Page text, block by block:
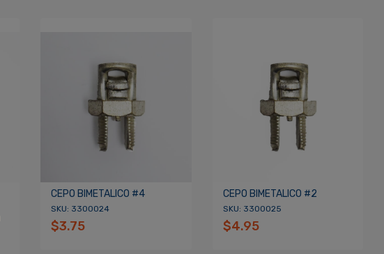
CEPO BIMETALICO #4
SKU: 3300024
$3.75
CEPO BIMETALICO #2
SKU: 3300025
$4.95